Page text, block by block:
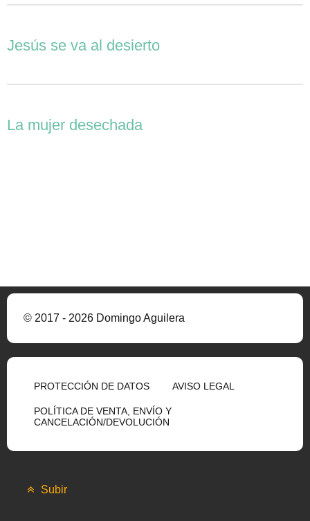
Jesús se va al desierto
La mujer desechada
© 2017 - 2026 Domingo Aguilera
PROTECCIÓN DE DATOS AVISO LEGAL
POLÍTICA DE VENTA, ENVÍO Y
CANCELACIÓN/DEVOLUCIÓN
Subir